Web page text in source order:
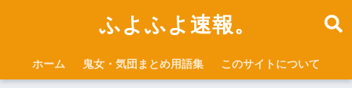
ふよふよ速報。
ホーム 鬼女・気団まとめ用語集 このサイトについて